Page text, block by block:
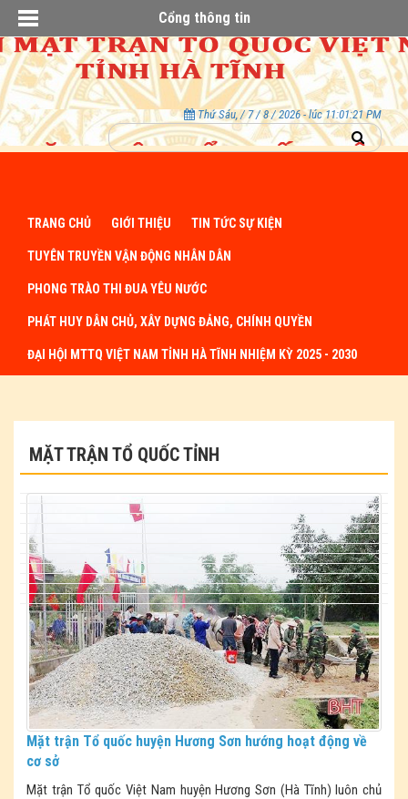
Cổng thông tin
Thứ Sáu, / 7 / 8 / 2026 - lúc 11:01:22 PM
TRANG CHỦ GIỚI THIỆU TIN TỨC SỰ KIỆN
TUYÊN TRUYỀN VẬN ĐỘNG NHÂN DÂN
PHONG TRÀO THI ĐUA YÊU NƯỚC
PHÁT HUY DÂN CHỦ, XÂY DỰNG ĐẢNG, CHÍNH QUYỀN
ĐẠI HỘI MTTQ VIỆT NAM TỈNH HÀ TĨNH NHIỆM KỲ 2025 - 2030
MẶT TRẬN TỔ QUỐC TỈNH
Mặt trận Tổ quốc huyện Hương Sơn hướng hoạt động về
cơ sở
Mặt trận Tổ quốc Việt Nam huyện Hương Sơn (Hà Tĩnh) luôn chủ